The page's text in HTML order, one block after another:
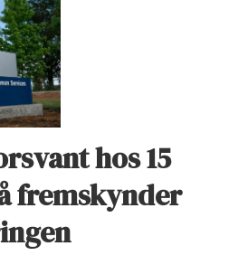
hos 15
fremskynder